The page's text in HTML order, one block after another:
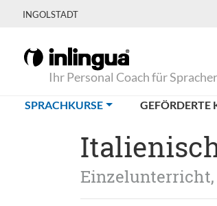
INGOLSTADT
Ihr Personal Coach für
SPRACHKURSE(CURRENT)GEFÖRDERTE